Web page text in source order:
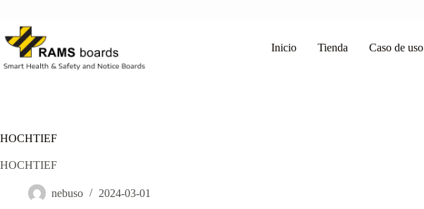
contenido
Inicio
Tienda Caso de uso
HOCHTIEF
HOCHTIEF
nebuso 2024-03-01